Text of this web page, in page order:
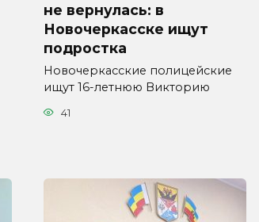
не вернулась: в
Новочеркасске ищут
подростка
Новочеркасские полицейские
ищут 16-летнюю Викторию
41